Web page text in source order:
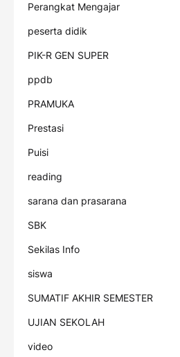
Perangkat Mengajar
peserta didik
PIK-R GEN SUPER
ppdb
PRAMUKA
Prestasi
Puisi
reading
sarana dan prasarana
SBK
Sekilas Info
siswa
SUMATIF AKHIR SEMESTER
UJIAN SEKOLAH
video